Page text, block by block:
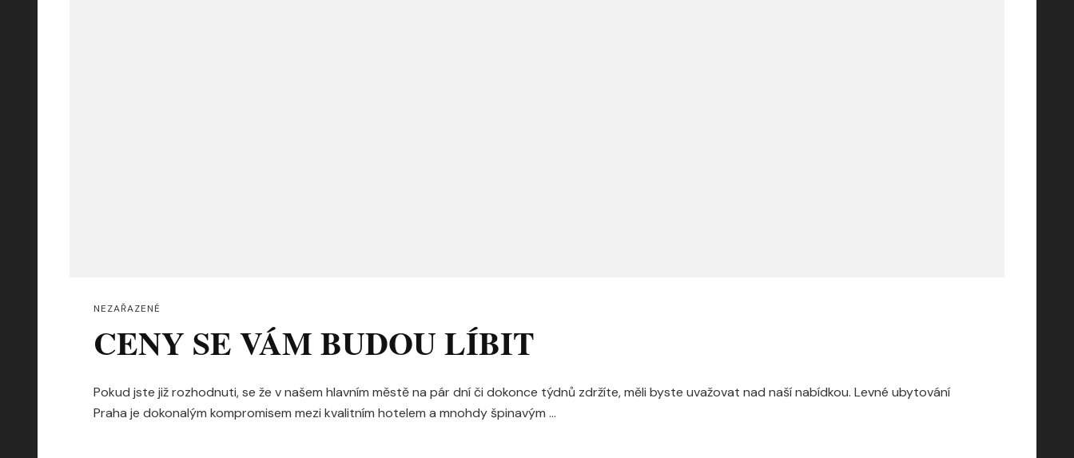
NEZAŘAZENÉ
CENY SE VÁM BUDOU LÍBIT
Pokud jste již rozhodnuti, se že v našem hlavním městě na pár dní či dokonce týdnů zdržíte, měli byste uvažovat nad naší nabídkou. Levné ubytování
Praha je dokonalým kompromisem mezi kvalitním hotelem a mnohdy špinavým …